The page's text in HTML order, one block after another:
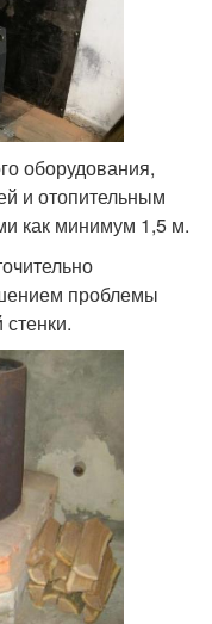
оборудования,
и отопительным
как минимум 1,5 м.
проблемы